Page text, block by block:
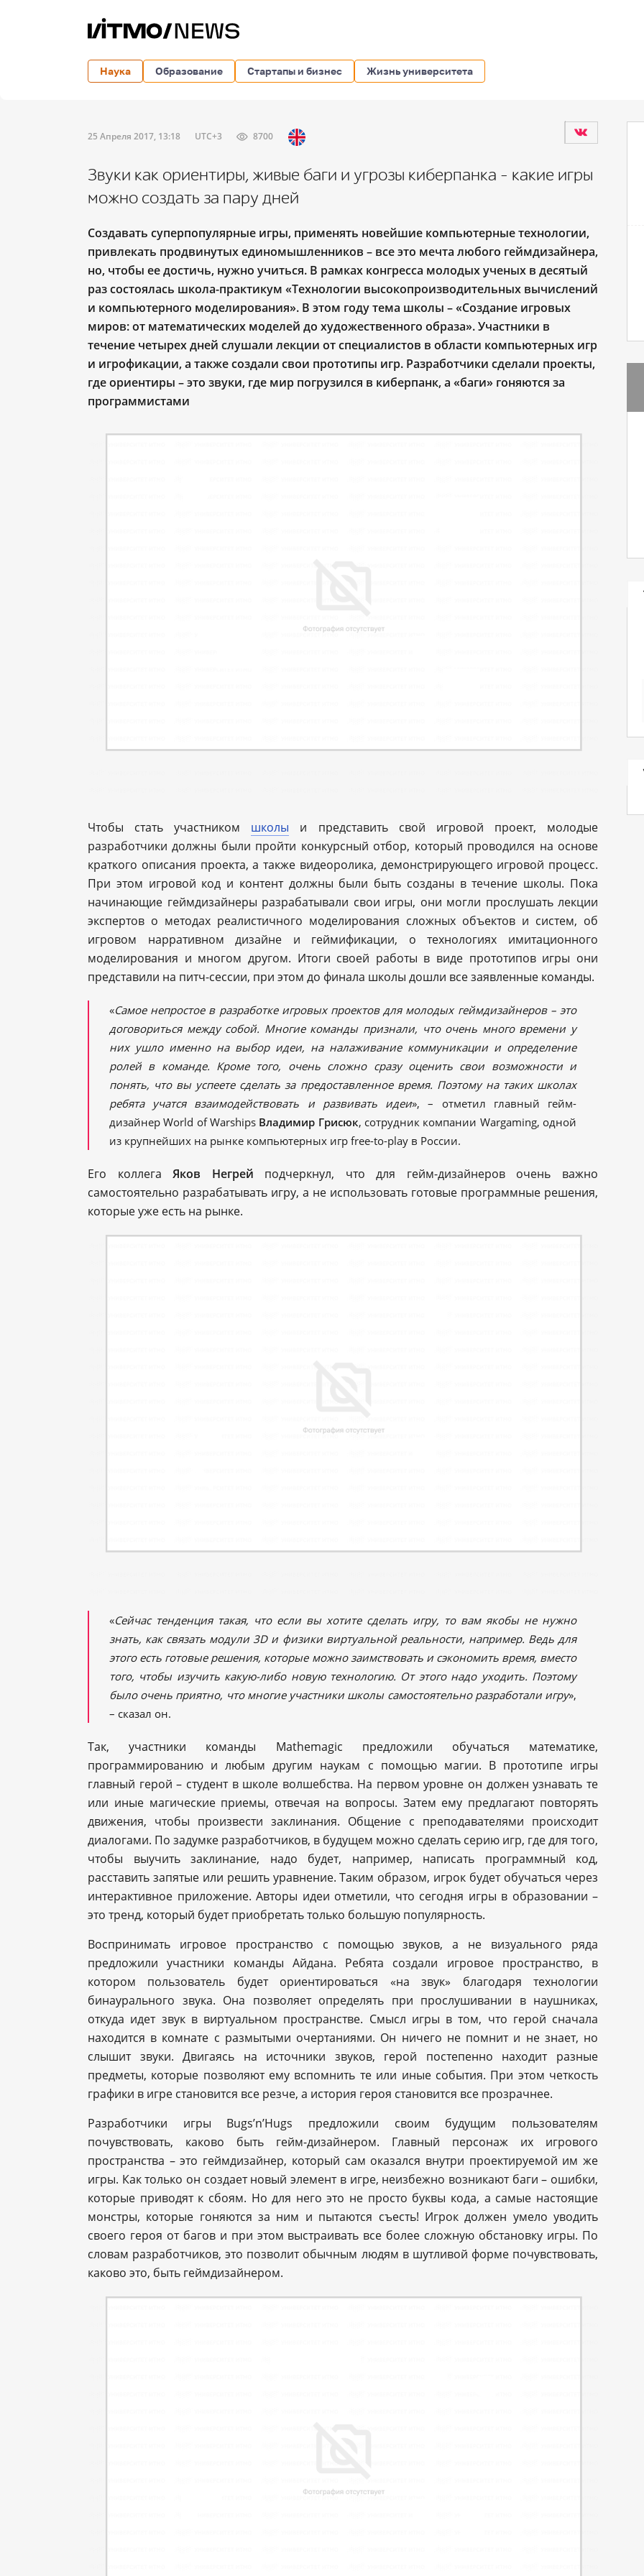
Наука Образование Стартапы и бизнес Жизнь университета
25 Апреля 2017, 13:18 UTC+3 8700
Звуки как ориентиры, живые баги и угрозы киберпанка – какие игры
можно создать за пару дней
Создавать суперпопулярные игры, применять новейшие компьютерные технологии,
привлекать продвинутых единомышленников – все это мечта любого геймдизайнера,
но, чтобы ее достичь, нужно учиться. В рамках конгресса молодых ученых в десятый
раз состоялась школа-практикум «Технологии высокопроизводительных вычислений
и компьютерного моделирования». В этом году тема школы – «Создание игровых
миров: от математических моделей до художественного образа». Участники в
течение четырех дней слушали лекции от специалистов в области компьютерных игр
и игрофикации, а также создали свои прототипы игр. Разработчики сделали проекты,
где ориентиры – это звуки, где мир погрузился в киберпанк, а «баги» гоняются за
программистами
Чтобы стать участником школы и представить свой игровой проект, молодые
разработчики должны были пройти конкурсный отбор, который проводился на основе
краткого описания проекта, а также видеоролика, демонстрирующего игровой процесс.
При этом игровой код и контент должны были быть созданы в течение школы. Пока
начинающие геймдизайнеры разрабатывали свои игры, они могли прослушать лекции
экспертов о методах реалистичного моделирования сложных объектов и систем, об
игровом нарративном дизайне и геймификации, о технологиях имитационного
моделирования и многом другом. Итоги своей работы в виде прототипов игры они
представили на питч-сессии, при этом до финала школы дошли все заявленные команды.
«Самое непростое в разработке игровых проектов для молодых геймдизайнеров – это
договориться между собой. Многие команды признали, что очень много времени у
них ушло именно на выбор идеи, на налаживание коммуникации и определение
ролей в команде. Кроме того, очень сложно сразу оценить свои возможности и
понять, что вы успеете сделать за предоставленное время. Поэтому на таких школах
ребята учатся взаимодействовать и развивать идеи», – отметил главный гейм-
дизайнер World of Warships Владимир Грисюк, сотрудник компании Wargaming, одной
из крупнейших на рынке компьютерных игр free-to-play в России.
Его коллегаЯков Негрей подчеркнул, что для гейм-дизайнеров очень важно
самостоятельно разрабатывать игру, а не использовать готовые программные решения,
которые уже есть на рынке.
«Сейчас тенденция такая, что если вы хотите сделать игру, то вам якобы не нужно
знать, как связать модули 3D и физики виртуальной реальности, например. Ведь для
этого есть готовые решения, которые можно заимствовать и сэкономить время, вместо
того, чтобы изучить какую-либо новую технологию. От этого надо уходить. Поэтому
было очень приятно, что многие участники школы самостоятельно разработали игру»,
– сказал он.
Так, участники команды Mathemagic предложили обучаться математике,
программированию и любым другим наукам с помощью магии. В прототипе игры
главный герой – студент в школе волшебства. На первом уровне он должен узнавать те
или иные магические приемы, отвечая на вопросы. Затем ему предлагают повторять
движения, чтобы произвести заклинания. Общение с преподавателями происходит
диалогами. По задумке разработчиков, в будущем можно сделать серию игр, где для того,
чтобы выучить заклинание, надо будет, например, написать программный код,
расставить запятые или решить уравнение. Таким образом, игрок будет обучаться через
интерактивное приложение. Авторы идеи отметили, что сегодня игры в образовании –
это тренд, который будет приобретать только большую популярность.
Воспринимать игровое пространство с помощью звуков, а не визуального ряда
предложили участники команды Айдана. Ребята создали игровое пространство, в
котором пользователь будет ориентироваться «на звук» благодаря технологии
бинаурального звука. Она позволяет определять при прослушивании в наушниках,
откуда идет звук в виртуальном пространстве. Смысл игры в том, что герой сначала
находится в комнате с размытыми очертаниями. Он ничего не помнит и не знает, но
слышит звуки. Двигаясь на источники звуков, герой постепенно находит разные
предметы, которые позволяют ему вспомнить те или иные события. При этом четкость
графики в игре становится все резче, а история героя становится все прозрачнее.
Разработчики игры Bugs’n’Hugs предложили своим будущим пользователям
почувствовать, каково быть гейм-дизайнером. Главный персонаж их игрового
пространства – это геймдизайнер, который сам оказался внутри проектируемой им же
игры. Как только он создает новый элемент в игре, неизбежно возникают баги – ошибки,
которые приводят к сбоям. Но для него это не просто буквы кода, а самые настоящие
монстры, которые гоняются за ним и пытаются съесть! Игрок должен умело уводить
своего героя от багов и при этом выстраивать все более сложную обстановку игры. По
словам разработчиков, это позволит обычным людям в шутливой форме почувствовать,
каково это, быть геймдизайнером.